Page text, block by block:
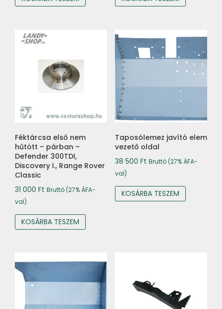
Féktárcsa első nem
hűtött – párban –
Defender 300TDI,
Discovery I., Range Rover
Classic
31 000 Ft Bruttó (27% ÁFA-
val)
KOSÁRBA TESZEM
Taposólemez javító elem
vezető oldal
38 500 Ft Bruttó (27% ÁFA-
val)
KOSÁRBA TESZEM